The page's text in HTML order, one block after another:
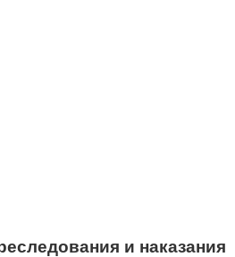
и наказания